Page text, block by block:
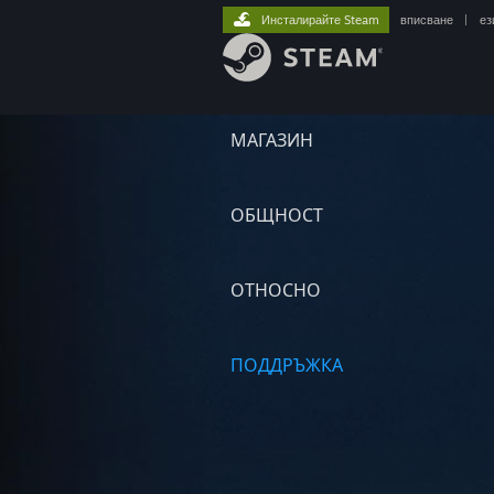
МАГАЗИН
ОБЩНОСТ
ОТНОСНО
ПОДДРЪЖКА
Инсталирайте Steam вписване